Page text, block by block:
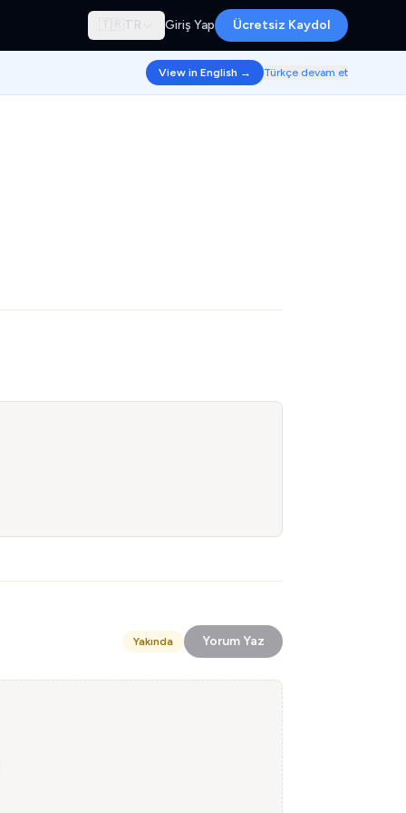
🇹🇷 TR Giriş Yap Ücretsiz Kaydol
View in English → Türkçe devam et
Yakında Yorum Yaz